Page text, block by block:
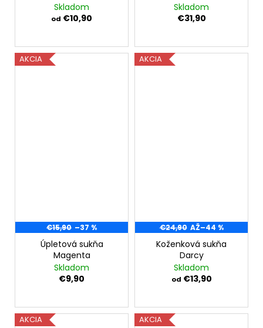
Skladom
od €10,90
Skladom
€31,90
AKCIA
€15,90 –37 %
Úpletová sukňa
Magenta
Skladom
€9,90
AKCIA
€24,90 AŽ–44 %
Koženková sukňa
Darcy
Skladom
od €13,90
AKCIA AKCIA